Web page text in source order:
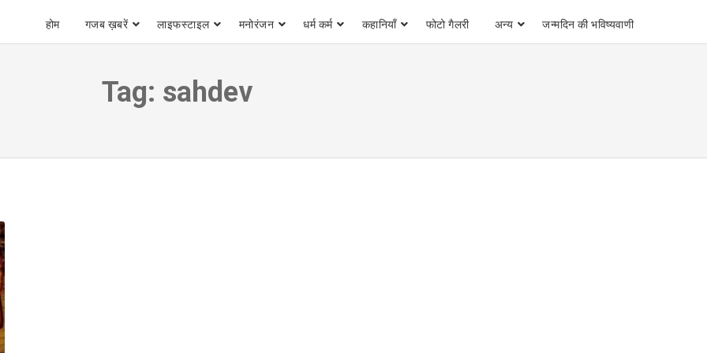
होम गजब ख़बरें लाइफस्टाइल मनोरंजन धर्म कर्म कहानियाँ फोटो गैलरी अन्य जन्मदिन की भविष्यवाणी
Tag: sahdev